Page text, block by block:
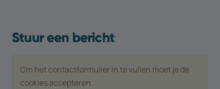
Stuur een bericht
Om het contactformulier in te vullen moet je de
cookies accepteren.